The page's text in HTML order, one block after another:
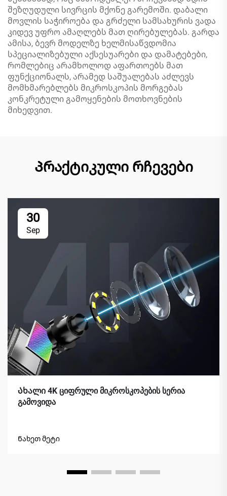
შეზღუდული სივრცის მქონე გარემოში. დაბალი
მოვლის საჭიროება და გრძელი სამსახურის ვადა
კიდევ უფრო ამაღლებს მათ ღირებულებას. გარდა
ამისა, ბევრ მოდელზე ხელმისაწვდომია
სპეციალიზებული აქსესუარები და დამატებები,
რომლებიც არამხოლოდ აფართოებს მათ
ფუნქციონალს, არამედ საშუალებას აძლევს
მომხმარებლებს მიკროსკოპის მორგებას
კონკრეტული გამოყენების მოთხოვნების
მიხედვით.
Პრაქტიკული რჩევები
30
Sep
Ახალი 4K ციფრული მიკროსკოპების სერია
გამოვიდა
Ნახეთ მეტი